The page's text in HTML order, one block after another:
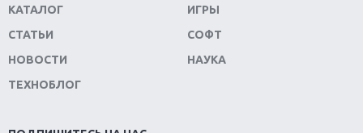
Switch
Обзор игры The Crew 2: покорение Америки
Важнейшие анонсы E3 2018
КАТАЛОГ
СТАТЬИ
НОВОСТИ
ТЕХНОБЛОГ
ИГРЫ
СОФТ
НАУКА